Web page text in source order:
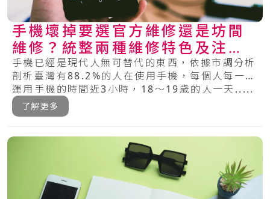
手機壞掉要選官方維修還是坊間
維修？統整兩種維修特色及注意
事項
手機已經是現代人無可替代的東西，依據市調分析
剖析臺灣有88.2%的人在使用手機，每個人每一天
運用手機的時間近3小時，18～19歲的人一天.....
了解更多